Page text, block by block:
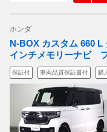
ホンダ
N-BOX カスタム 660 L
インチメモリーナビ
保証付 車両品質保証書付 購